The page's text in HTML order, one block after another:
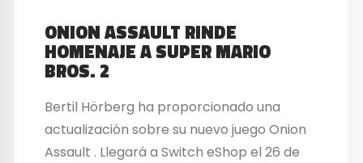
ONION ASSAULT RINDE
HOMENAJE A SUPER MARIO
BROS. 2
Bertil Hörberg ha proporcionado una
actualización sobre su nuevo juego Onion
Assault . Llegará a Switch eShop el 26 de